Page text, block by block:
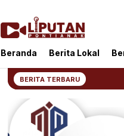
Liputan Pontianak
Berita Terkini dan TerUpdate
Beranda Berita Lokal
BERITA TERBARU